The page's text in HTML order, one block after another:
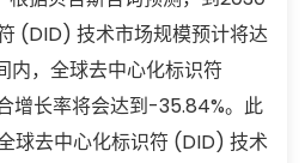
(DID) 技术市场规模预计将达
内，全球去中心化标识符
增长率将会达到-35.84%。此
球去中心化标识符 (DID) 技术